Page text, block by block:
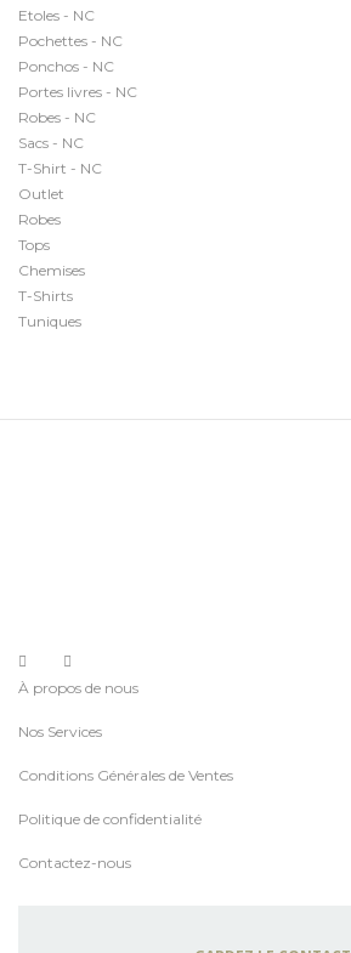
Etoles - NC
Pochettes - NC
Ponchos - NC
Portes livres - NC
Robes - NC
Sacs - NC
T-Shirt - NC
Outlet
Robes
Tops
Chemises
T-Shirts
Tuniques
À propos de nous
Nos Services
Conditions Générales de Ventes
Politique de confidentialité
Contactez-nous